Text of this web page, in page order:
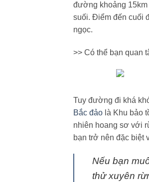
đường khoảng 15km
suối. Điểm đến cuối
ngọc.
>> Có thể bạn quan
Tuy đường đi khá
Bắc đảo là Khu bảo
nhiên hoang sơ với
bạn trở nên đặc biệt
Nếu bạn
thử xuyên